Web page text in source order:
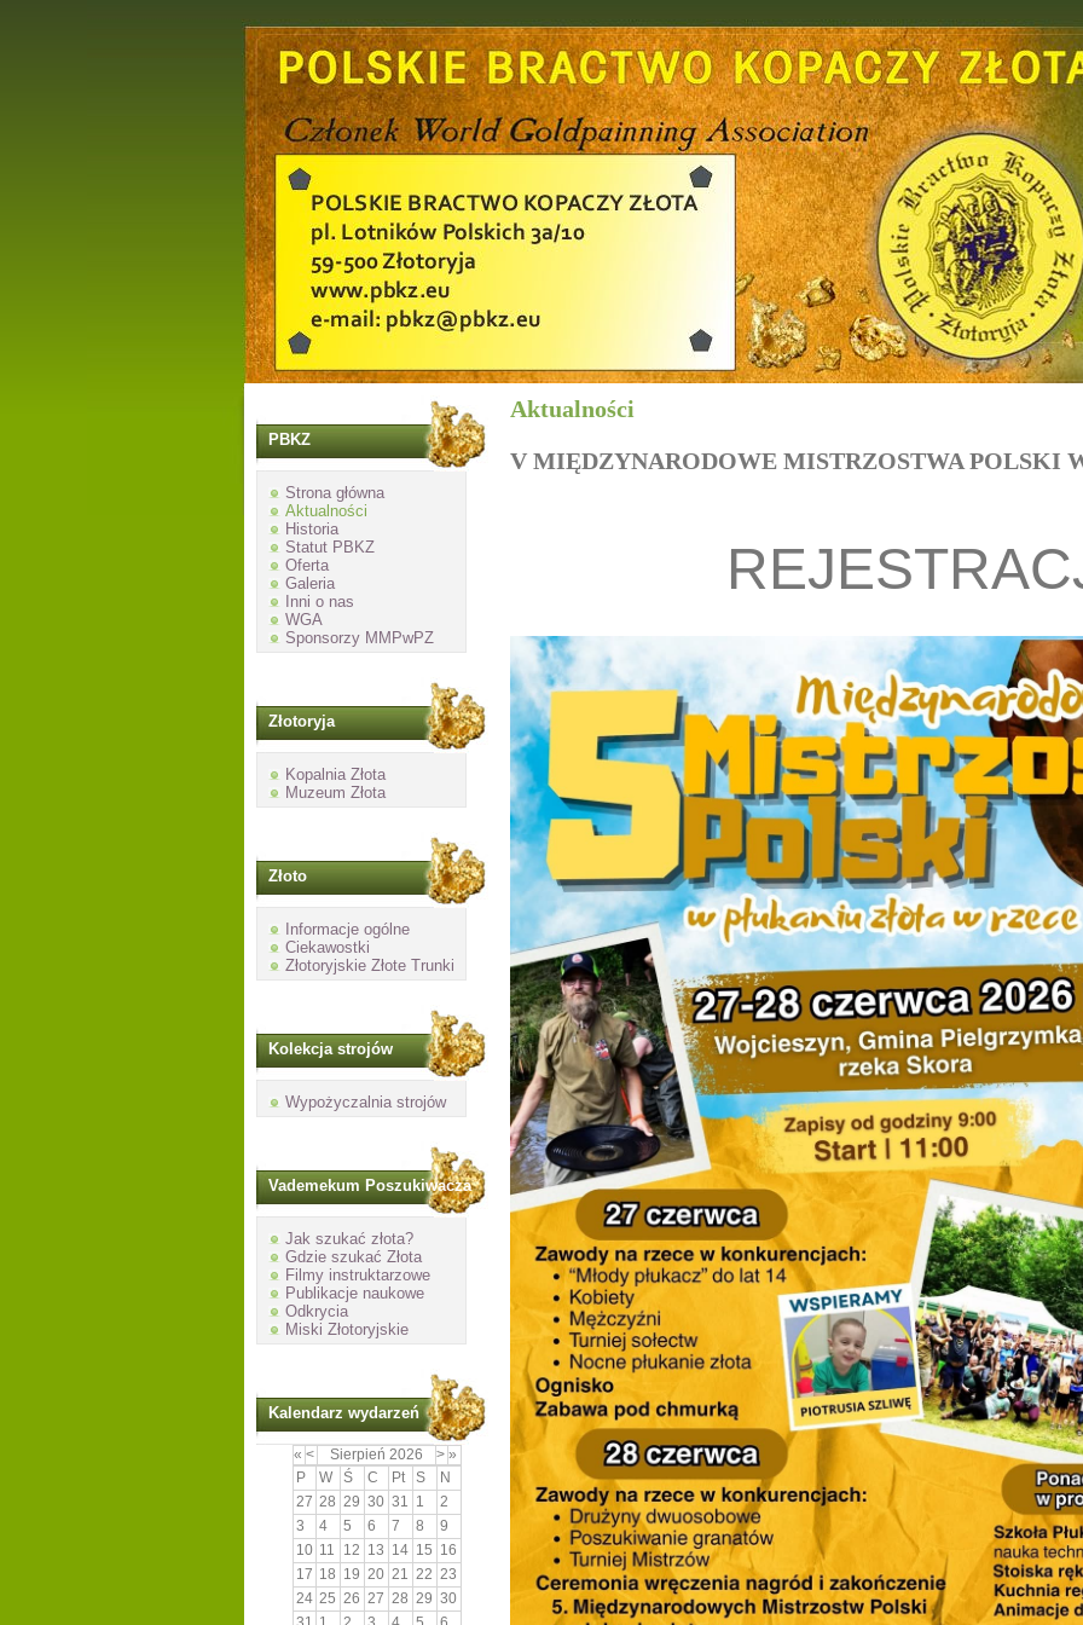
PBKZ
Strona główna
Aktualności
Historia
Statut PBKZ
Oferta
Galeria
Inni o nas
WGA
Sponsorzy MMPwPZ
Złotoryja
Kopalnia Złota
Muzeum Złota
Złoto
Informacje ogólne
Ciekawostki
Złotoryjskie Złote Trunki
Kolekcja strojów
Wypożyczalnia strojów
Vademekum Poszukiwacza
Jak szukać złota?
Gdzie szukać Złota
Filmy instruktarzowe
Publikacje naukowe
Odkrycia
Miski Złotoryjskie
Kalendarz wydarzeń
« < Sierpień 2026 > »
P
W Ś C Pt S
N
27 28 29 30 31 1
2
3
4 5 6 7 8
9
10 11 12 13 14 15 16
17 18 19 20 21 22 23
24 25 26 27 28 29 30
Aktualności
V MIĘDZYNARODOWE MISTRZOSTWA POLSKI